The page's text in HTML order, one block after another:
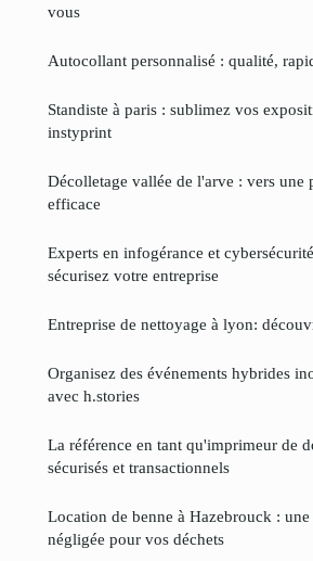
vous
Autocollant personnalisé : qualité,
Standiste à paris : sublimez vos
instyprint
Décolletage vallée de l'arve : vers une
efficace
Experts en infogérance et
sécurisez votre entreprise
Entreprise de nettoyage à lyon:
Organisez des événements hybrides
avec h.stories
La référence en tant qu'imprimeur de
sécurisés et transactionnels
Location de benne à Hazebrouck :
négligée pour vos déchets